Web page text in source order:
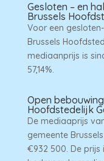
Gesloten – en
Brussels
Voor een
Brussels
mediaanprijs is
57,14%.
Open
Hoofdstedelijk
De mediaaprijs
gemeente
€932 500. De prijs